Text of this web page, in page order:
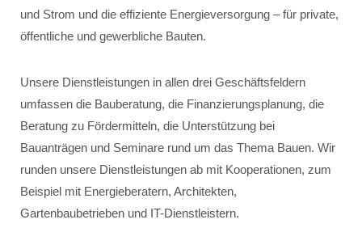
und Strom und die effiziente Energieversorgung – für private,
öffentliche und gewerbliche Bauten.
Unsere Dienstleistungen in allen drei Geschäftsfeldern
umfassen die Bauberatung, die Finanzierungsplanung, die
Beratung zu Fördermitteln, die Unterstützung bei
Bauanträgen und Seminare rund um das Thema Bauen. Wir
runden unsere Dienstleistungen ab mit Kooperationen, zum
Beispiel mit Energieberatern, Architekten,
Gartenbaubetrieben und IT-Dienstleistern.